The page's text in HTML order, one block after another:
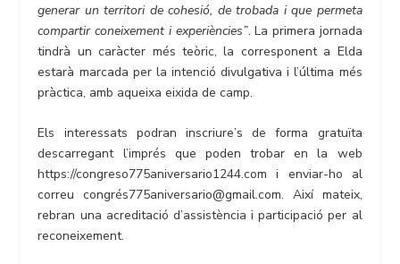
generar un territori de cohesió, de trobada i que permeta
compartir coneixement i experiències”. La primera jornada
tindrà un caràcter més teòric, la corresponent a Elda
estarà marcada per la intenció divulgativa i l’última més
pràctica, amb aqueixa eixida de camp.
Els interessats podran inscriure’s de forma gratuïta
descarregant l’imprés que poden trobar en la web
https://congreso775aniversario1244.com i enviar-ho al
correu congrés775aniversario@gmail.com. Així mateix,
rebran una acreditació d’assistència i participació per al
reconeixement.